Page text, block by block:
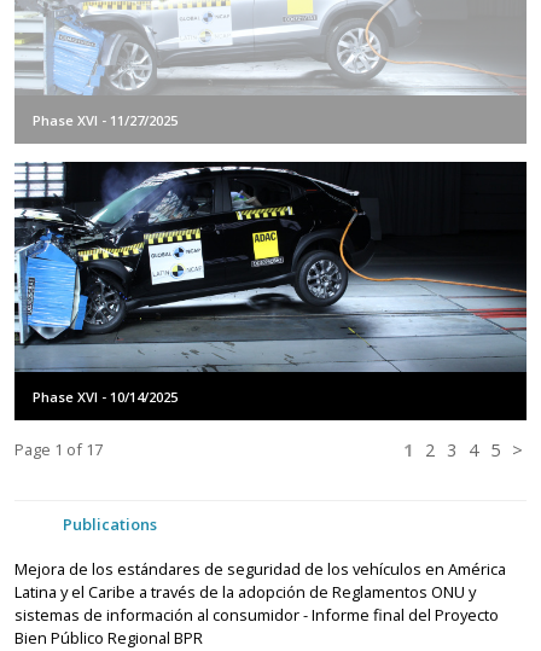
Phase XVI - 11/27/2025
Phase XVI - 10/14/2025
Page 1 of 17 1 2 3 4 5 >
Publications
Mejora de los estándares de seguridad de los vehículos en América
Latina y el Caribe a través de la adopción de Reglamentos ONU y
sistemas de información al consumidor - Informe final del Proyecto
Bien Público Regional BPR